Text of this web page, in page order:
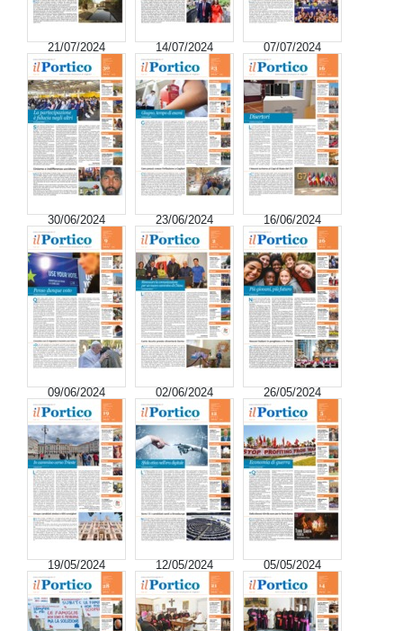
21/07/2024 14/07/2024 07/07/2024
30/06/2024 23/06/2024 16/06/2024
09/06/2024 02/06/2024 26/05/2024
19/05/2024 12/05/2024 05/05/2024